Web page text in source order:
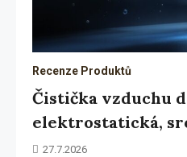
Recenze Produktů
Čistička vzduchu
elektrostatická,
27.7.2026